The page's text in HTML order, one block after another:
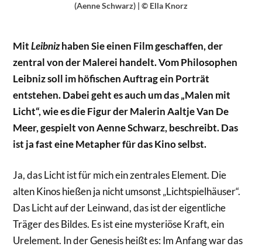
(Aenne Schwarz) | © Ella Knorz
MitLeibnizhaben Sie einen Film geschaffen, der
zentral von der Malerei handelt. Vom Philosophen
Leibniz soll im höfischen Auftrag ein Porträt
entstehen. Dabei geht es auch um das „Malen mit
Licht“, wie es die Figur der Malerin Aaltje Van De
Meer, gespielt von Aenne Schwarz, beschreibt. Das
ist ja fast eine Metapher für das Kino selbst.
Ja, das Licht ist für mich ein zentrales Element. Die
alten Kinos hießen ja nicht umsonst „Lichtspielhäuser“.
Das Licht auf der Leinwand, das ist der eigentliche
Träger des Bildes. Es ist eine mysteriöse Kraft, ein
Urelement. In der Genesis heißt es: Im Anfang war das